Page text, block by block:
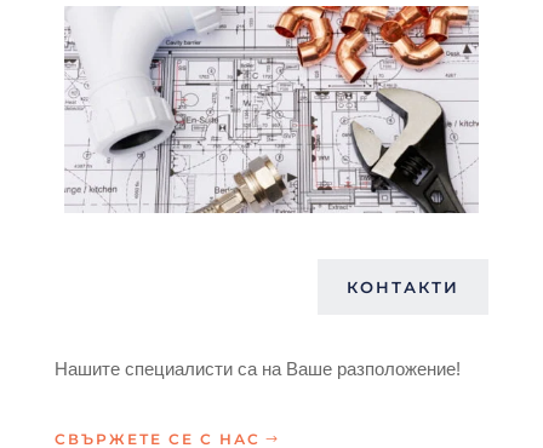
КОНТАКТИ
Нашите специалисти са на Ваше разположение!
СВЪРЖЕТЕ СЕ С НАС